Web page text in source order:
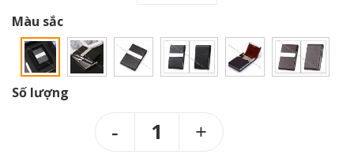
Màu sắc
Số lượng
1